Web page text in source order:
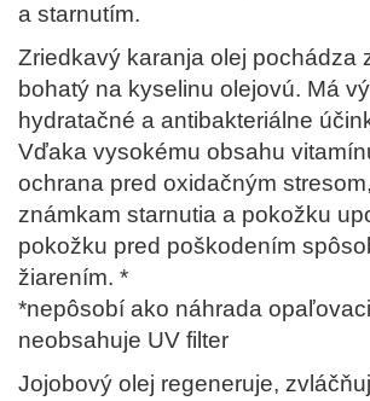
a starnutím.
Zriedkavý karanja olej pochádza
bohatý na kyselinu olejovú. Má
hydratačné a antibakteriálne
Vďaka vysokému obsahu
ochrana pred oxidačným
známkam starnutia a pokožku
pokožku pred poškodením
žiarením. *
*nepôsobí ako náhrada
neobsahuje UV filter
Jojobový olej regeneruje,